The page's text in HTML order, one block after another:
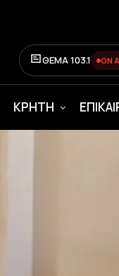
ΘΕΜΑ 103.1 ON
ΚΡΗΤΗ